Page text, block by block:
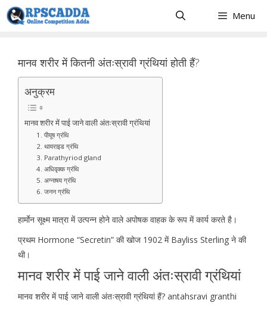
Skip
to
Menu
मानव शरीर में कितनी अंतःस्रावी ग्रंथियां होती हैं?
अनुक्रम
मानव शरीर में पाई जाने वाली अंतःस्रावी ग्रंथियां
1. पीयूष ग्रंथि
2. थायराइड ग्रंथि
3. Parathyriod gland
4. अधिवृक्क ग्रंथि
5. अग्नाषय ग्रंथि
6. जनन ग्रंथि
हार्माेन सूक्ष्म मात्रा में उत्पन्न होने वाले अपोषक वाहक के रूप में कार्य करते है।
प्रथम Hormone “Secretin” की खोज 1902 में Bayliss Sterling ने की
थी।
मानव शरीर में पाई जाने वाली अंतःस्रावी ग्रंथियां
मानव शरीर में पाई जाने वाली अंतःस्रावी ग्रंथियां हैं? antahsravi granthi